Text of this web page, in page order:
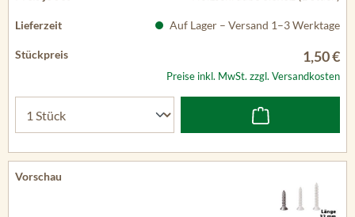
Auf Lager – Versand 1–3 Werktage
1,50 €
Preise inkl. MwSt. zzgl. Versandkosten